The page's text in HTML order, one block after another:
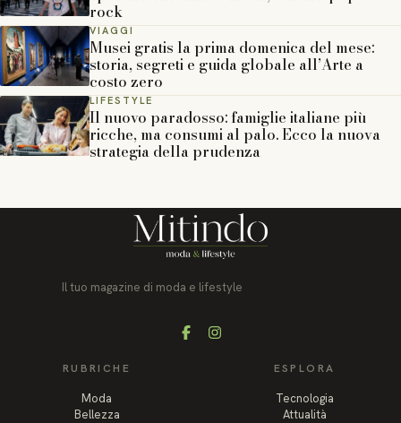
rock
VIAGGI
Musei gratis la prima domenica del mese:
storia, segreti e guida globale all’Arte a
costo zero
LIFESTYLE
Il nuovo paradosso: famiglie italiane più
ricche, ma consumi al palo. Ecco la nuova
strategia della prudenza
Il tuo magazine di moda e lifestyle
FacebookInstagram
RUBRICHE
Moda
Bellezza
ESPLORA
Tecnologia
Attualità